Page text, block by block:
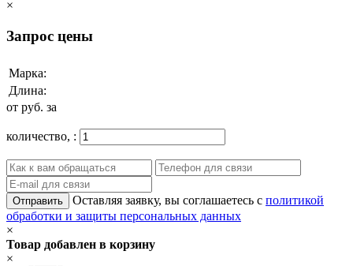
×
Запрос цены
Марка:
Длина:
от руб. за
количество, :
Отправить Оставляя заявку, вы соглашаетесь с политикой
обработки и защиты персональных данных
×
Товар добавлен в корзину
×